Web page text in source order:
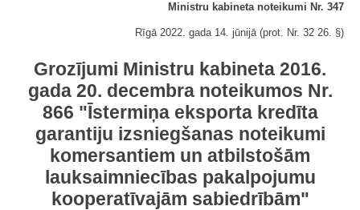
Ministru kabineta noteikumi Nr. 347
Rīgā 2022. gada 14. jūnijā (prot. Nr. 32 26. §)
Grozījumi Ministru kabineta 2016.
gada 20. decembra noteikumos Nr.
866 "Īstermiņa eksporta kredīta
garantiju izsniegšanas noteikumi
komersantiem un atbilstošām
lauksaimniecības pakalpojumu
kooperatīvajām sabiedrībām"